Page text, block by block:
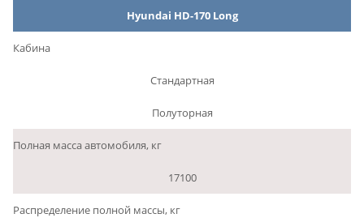
Hyundai HD-170 Long
Кабина
Стандартная
Полуторная
Полная масса автомобиля, кг
17100
Распределение полной массы, кг